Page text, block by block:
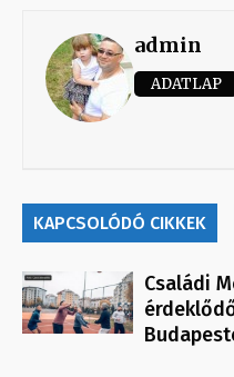
admin
ADATLAP
KAPCSOLÓDÓ CIKKEK
Családi